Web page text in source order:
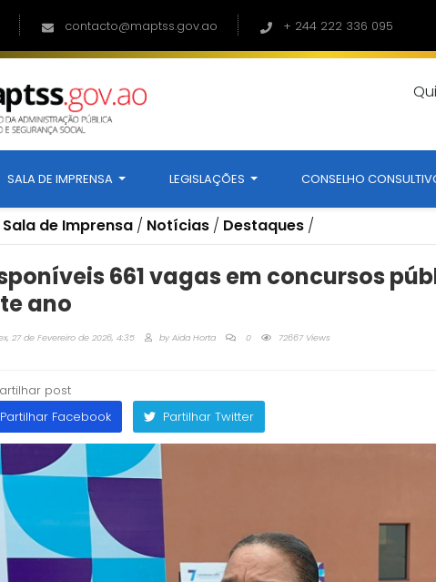
contacto@maptss.gov.ao + 244 222 336 095
SALA DE IMPRENSA LEGISLAÇÕES CONSELHO
Sala de Imprensa / Notícias / Destaques /
661 vagas em concursos
ano
27 de Fevereiro de 2026, 4:35 byAida Horta 0 72667 Views
post
Partilhar Facebook
Partilhar Twitter